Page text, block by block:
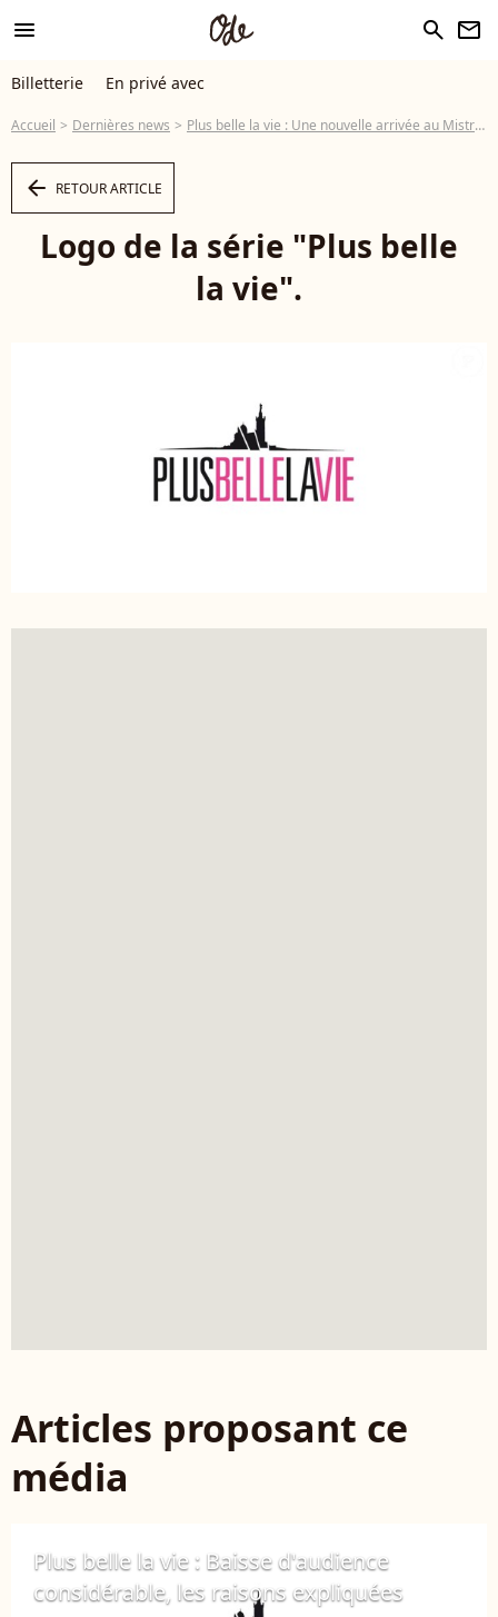
menu search newsletter
Billetterie En privé avec
Accueil Dernières news Plus belle la vie : Une nouvelle arrivée au Mistral !
arrow_left RETOUR ARTICLE
Logo de la série "Plus belle
la vie".
Articles proposant ce
média
Plus belle la vie : Baisse d'audience
considérable, les raisons expliquées